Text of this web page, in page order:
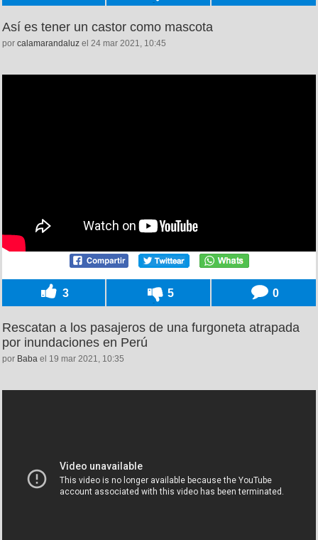
Así es tener un castor como mascota
por calamarandaluz el 24 mar 2021, 10:45
3 5 0
Rescatan a los pasajeros de una furgoneta atrapada
por inundaciones en Perú
por Baba el 19 mar 2021, 10:35